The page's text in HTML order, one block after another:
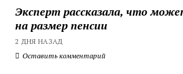
Эксперт рассказала, что
на размер пенсии
2 ДНЯ НАЗАД
Оставить комментарий